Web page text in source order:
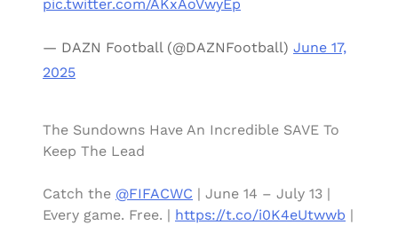
pic.twitter.com/AKxAoVwyEp
— DAZN Football (@DAZNFootball) June 17,
2025
The Sundowns Have An Incredible SAVE To
Keep The Lead
Catch the @FIFACWC | June 14 – July 13 |
Every game. Free. | https://t.co/i0K4eUtwwb |